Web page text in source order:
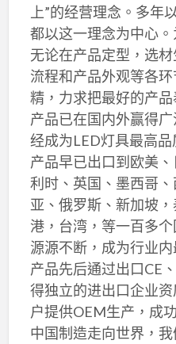
上”的经营理念。多年
都以这一理念为中心
无论在产品定型，选
流程和产品外观等各
精，力求把最好的产
产品已在国内外赢得
经成为LED灯具最高品
产品早已出口到欧美
利时、英国、墨西哥
亚、俄罗斯、新加坡
港，台湾，等一百多
源源不断，成为行业
产品先后通过出口CE
得独立的进出口企业
户提供OEM生产，成
中国制造走向世界，